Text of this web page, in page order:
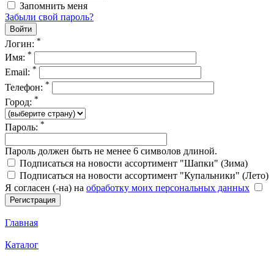
Запомнить меня
Забыли свой пароль?
Логин: *
Имя: *
Email: *
Телефон: *
Город: *
Пароль: *
Пароль должен быть не менее 6 символов длиной.
Подписаться на новости ассортимент "Шапки" (Зима)
Подписаться на новости ассортимент "Купальники" (Лето)
Я согласен (-на) на обработку моих персональных данных
Главная
Каталог